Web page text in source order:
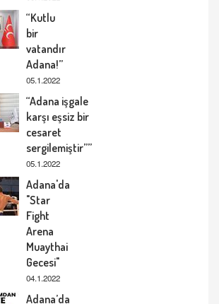
“Kutlu
bir
vatandır
Adana!”
05.1.2022
“Adana işgale
karşı eşsiz bir
cesaret
sergilemiştir””
05.1.2022
Adana'da
"Star
Fight
Arena
Muaythai
Gecesi"
04.1.2022
Adana’da